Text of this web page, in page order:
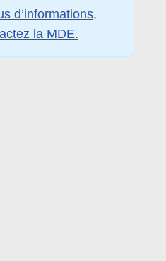
d’informations,
la MDE.